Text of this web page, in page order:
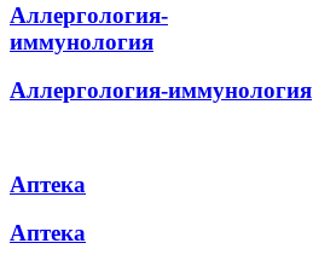
Аллергология-
иммунология
Аллергология-иммунология
Аптека
Аптека